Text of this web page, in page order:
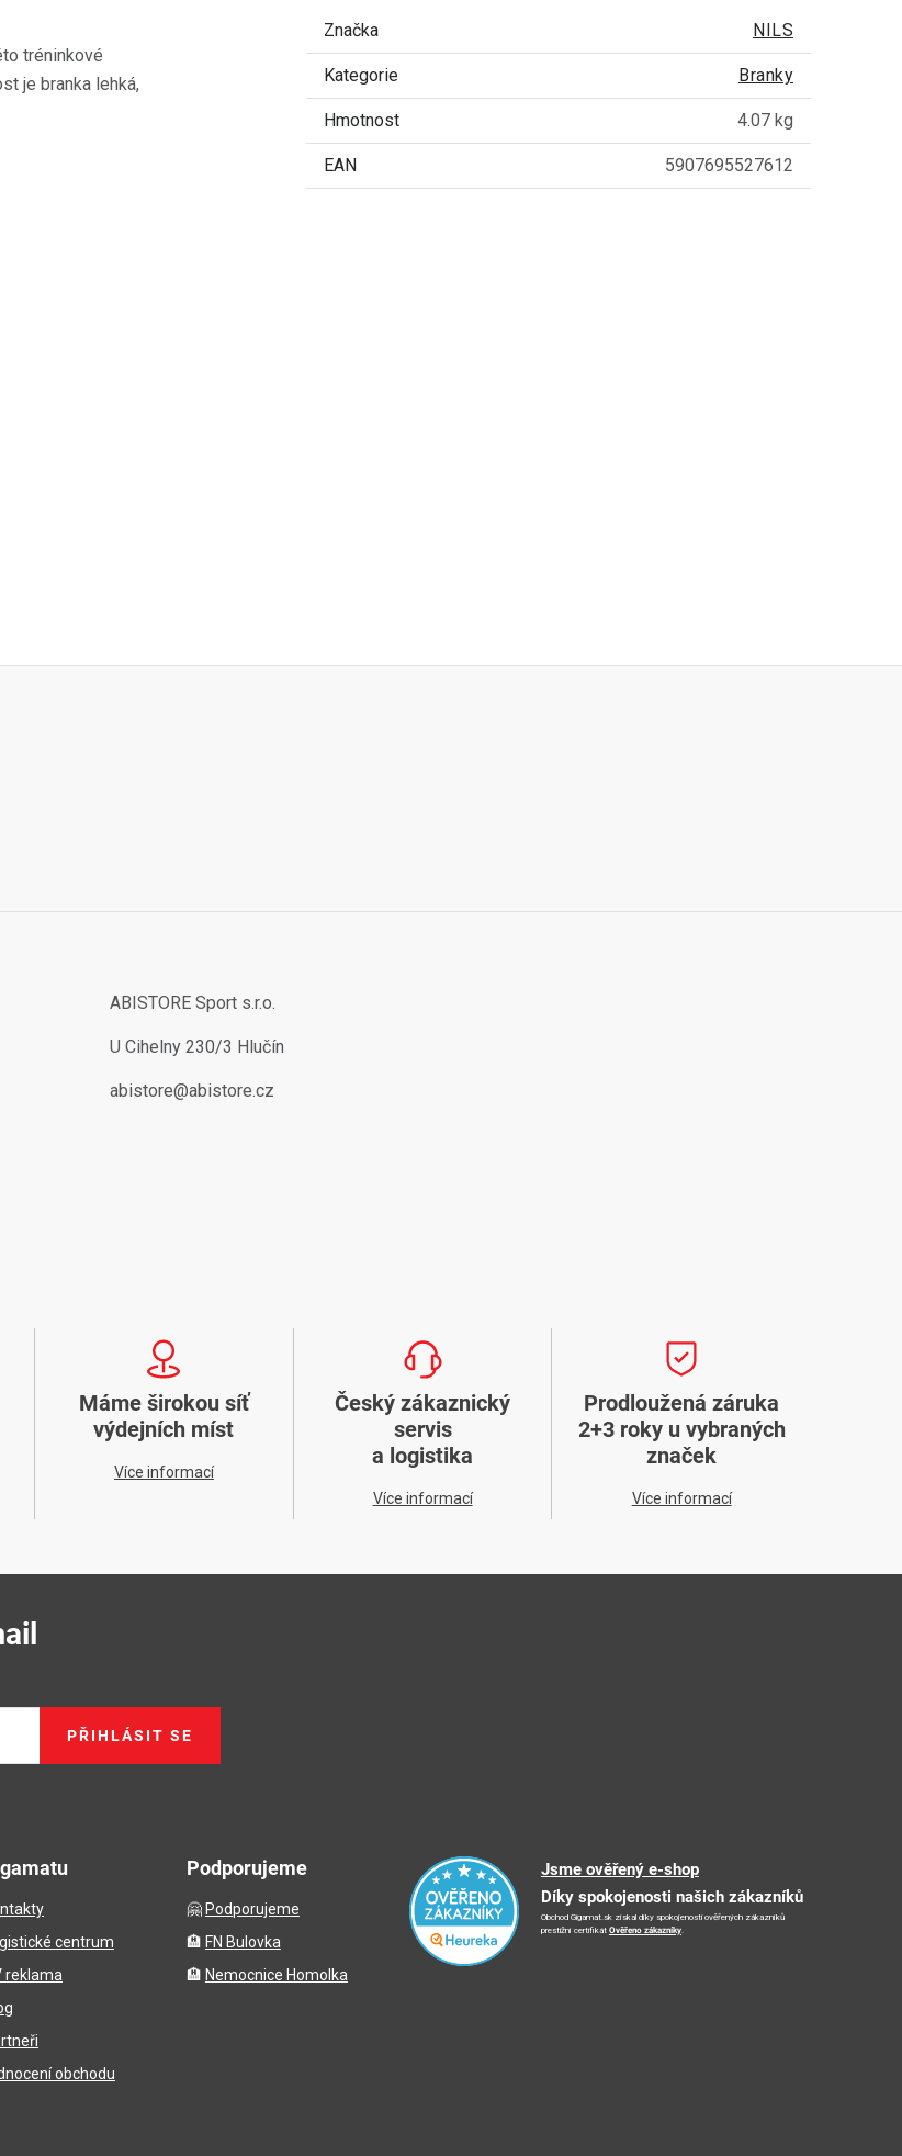
tréninkové
je branka lehká,
Značka NILS
Kategorie Branky
Hmotnost 4.07 kg
EAN 5907695527612
ABISTORE Sport s.r.o.
U Cihelny 230/3 Hlučín
abistore@abistore.cz
Máme širokou síť
výdejních míst
Více informací
Český zákaznický
servis
a logistika
Více informací
Prodloužená záruka
2+3 roky u vybraných
značek
Více informací
PŘIHLÁSIT SE
centrum
reklama
obchodu
Podporujeme
🤗 Podporujeme
🏨 FN Bulovka
🏨 Nemocnice Homolka
Jsme ověřený e-shop
Díky spokojenosti našich zákazníků
Obchod Gigamat.sk získal díky spokojenosti ověřených zákazníků
prestižní certifikát Ověřeno zákazníky.